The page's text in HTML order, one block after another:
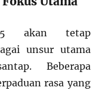
akan tetap
unsur utama
Beberapa
rasa yang